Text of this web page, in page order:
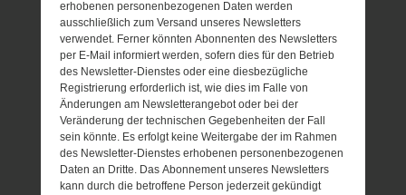
erhobenen personenbezogenen Daten werden
ausschließlich zum Versand unseres Newsletters
verwendet. Ferner könnten Abonnenten des Newsletters
per E-Mail informiert werden, sofern dies für den Betrieb
des Newsletter-Dienstes oder eine diesbezügliche
Registrierung erforderlich ist, wie dies im Falle von
Änderungen am Newsletterangebot oder bei der
Veränderung der technischen Gegebenheiten der Fall
sein könnte. Es erfolgt keine Weitergabe der im Rahmen
des Newsletter-Dienstes erhobenen personenbezogenen
Daten an Dritte. Das Abonnement unseres Newsletters
kann durch die betroffene Person jederzeit gekündigt